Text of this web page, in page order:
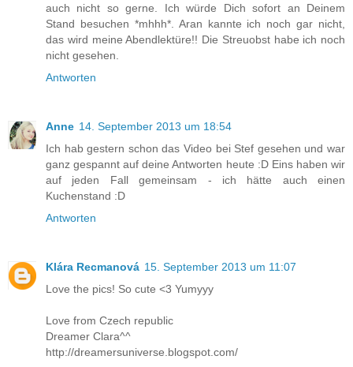
auch nicht so gerne. Ich würde Dich sofort an Deinem
Stand besuchen *mhhh*. Aran kannte ich noch gar nicht,
das wird meine Abendlektüre!! Die Streuobst habe ich noch
nicht gesehen.
Antworten
Anne 14. September 2013 um 18:54
Ich hab gestern schon das Video bei Stef gesehen und war
ganz gespannt auf deine Antworten heute :D Eins haben wir
auf jeden Fall gemeinsam - ich hätte auch einen
Kuchenstand :D
Antworten
Klára Recmanová 15. September 2013 um 11:07
Love the pics! So cute <3 Yumyyy
Love from Czech republic
Dreamer Clara^^
http://dreamersuniverse.blogspot.com/